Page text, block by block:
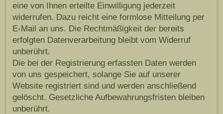
eine von Ihnen erteilte Einwilligung jederzeit
widerrufen. Dazu reicht eine formlose Mitteilung per
E-Mail an uns. Die Rechtmäßigkeit der bereits
erfolgten Datenverarbeitung bleibt vom Widerruf
unberührt.
Die bei der Registrierung erfassten Daten werden
von uns gespeichert, solange Sie auf unserer
Website registriert sind und werden anschließend
gelöscht. Gesetzliche Aufbewahrungsfristen bleiben
unberührt.